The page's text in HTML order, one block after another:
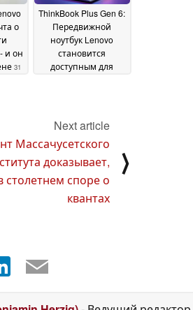
о
и он
31
ThinkBook Plus Gen 6:
Передвижной
ноутбук Lenovo
становится
доступным для
Next article
Массачусетского
доказывает,
споре о
квантах
⟩